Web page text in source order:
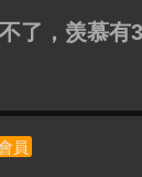
了，羡慕
員